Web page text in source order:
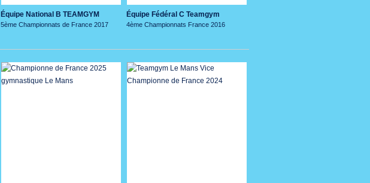
Équipe National B TEAMGYM
5ème Championnats de France 2017
Équipe Fédéral C Teamgym
4ème Championnats France 2016